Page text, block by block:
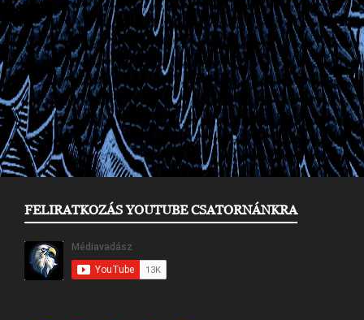
FELIRATKOZÁS YOUTUBE CSATORNÁNKRA